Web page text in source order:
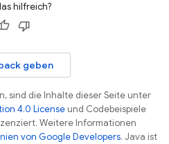
hilfreich?
geben
sind die Inhalte dieser Seite unter
4.0 License und Codebeispiele
Weitere Informationen
von Google Developers. Java ist